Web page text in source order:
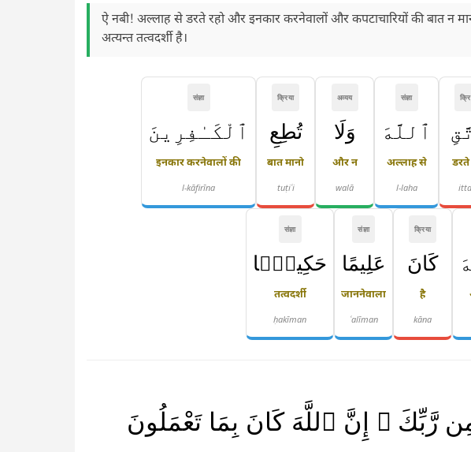
ऐ नबी! अल्लाह से डरते रहो और इनकार करनेवालों और कपटाचारियों की बात न
अत्यन्त तत्वदर्शी है।
डरते
संज्ञा
ٱللَّهَ
अल्लाह से
l-laha
अव्यय
وَلَا
और न
walā
क्रिया
تُطِعِ
बात मानो
tuṭiʿi
संज्ञा
ٱلْكَـٰفِرِينَ
इनकार करनेवालों की
l-kāfirīna
क्रिया
كَانَ
है
kāna
संज्ञा
عَلِيمًا
जाननेवाला
ʿalīman
संज्ञा
حَكِيمًۭا
तत्वदर्शी
ḥakīman
رَّبِّكَ ۚ إِنَّ ٱللَّهَ كَانَ بِمَا تَعْمَلُونَ